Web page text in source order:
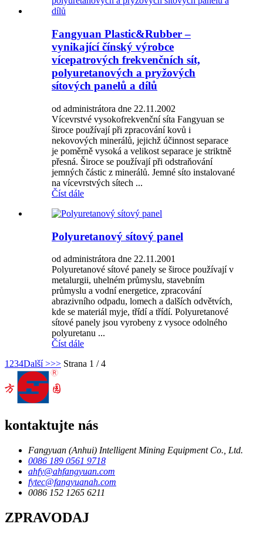
Fangyuan Plastic&Rubber –
vynikající čínský výrobce
vícepatrových frekvenčních sít,
polyuretanových a pryžových
sítových panelů a dílů
od administrátora dne 22.11.2002
Vícevrstvé vysokofrekvenční síta Fangyuan se
široce používají při zpracování kovů i
nekovových minerálů, jejichž účinnost separace
je poměrně vysoká a velikost separace je striktně
přesná. Široce se používají při odstraňování
jemných částic z minerálů. Jemné síto instalované
na vícevrstvých sítech ...
Číst dále
Polyuretanový sítový panel
od administrátora dne 22.11.2001
Polyuretanové sítové panely se široce používají v
metalurgii, uhelném průmyslu, stavebním
průmyslu a vodní energetice, zpracování
abrazivního odpadu, lomech a dalších odvětvích,
kde se materiál myje, třídí a třídí. Polyuretanové
sítové panely jsou vyrobeny z vysoce odolného
polyuretanu ...
Číst dále
1 234Další >>> Strana 1 / 4
kontaktujte nás
Fangyuan (Anhui) Intelligent Mining Equipment Co., Ltd.
0086 189 0561 9718
ahfy@ahfangyuan.com
fytec@fangyuanah.com
0086 152 1265 6211
ZPRAVODAJ